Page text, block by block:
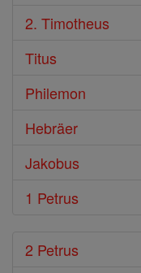
2. Timotheus
Titus
Philemon
Hebräer
Jakobus
1 Petrus
2 Petrus